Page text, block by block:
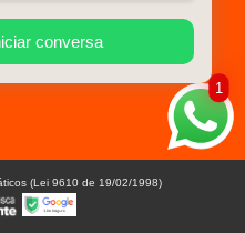
site
1
conversa
(Lei 9610 de 19/02/1998)